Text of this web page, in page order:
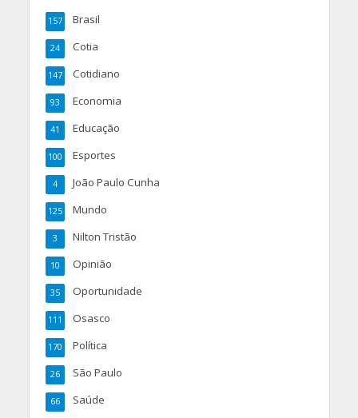
Brasil
157
Cotia
24
Cotidiano
147
Economia
93
Educação
41
Esportes
100
João Paulo Cunha
4
Mundo
125
Nilton Tristão
3
Opinião
10
Oportunidade
35
Osasco
111
Política
170
São Paulo
26
Saúde
66